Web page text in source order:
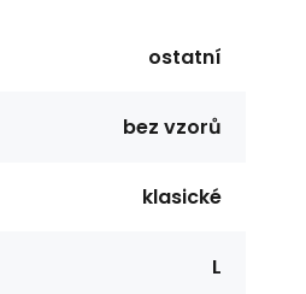
ostatní
bez vzorů
klasické
L